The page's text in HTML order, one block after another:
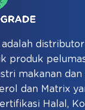
adalah
produk
makanan dan
dan Matrix
Halal,